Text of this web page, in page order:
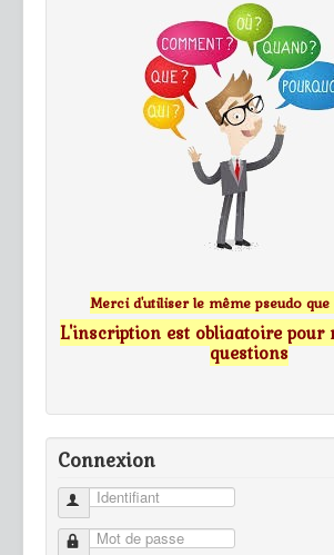
Merci d'utiliser le même pseudo que
L'inscription est obligatoire pour
questions
Connexion
Identifiant
Mot de passe